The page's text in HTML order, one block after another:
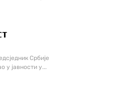
Србије
у јавности у...